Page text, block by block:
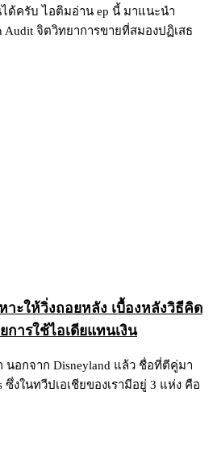
ด้ครับ ไอติมอ่าน ep นี้ มาแนะนำ
Audit จิตวิทยาการขายที่สมองปฏิเสธ
าะให้วิ่งถอยหลัง เบื้องหลังวิธีคิด
ารใช้ไอเดียแทนเงิน
อกจาก Disneyland แล้ว ชื่อที่ตีคู่มา
ซึ่งในทวีปเอเชียของเรามีอยู่ 3 แห่ง คือ